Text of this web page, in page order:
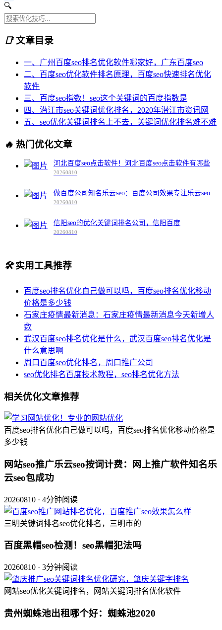
🔍
📑文章目录
一、广州百度seo排名优化软件哪家好，广东百度seo
二、百度seo优化软件排名原理，百度seo快速排名优化
软件
三、百度seo指数！seo这个关键词的百度指数是
四、潜江市seo关键词优化排名，2020年潜江市资讯网
五、seo优化关键词排名上不去，关键词优化排名难不难
🔥 热门优化文章
河北百度seo点击软件！河北百度seo点击软件有哪些
20260810
做百度公司知名乐云seo：百度公司效果专注乐云seo
20260810
信阳seo的优化关键词排名公司，信阳百度
20260810
🛠️实用工具推荐
百度seo排名优化自己做可以吗，百度seo排名优化移动
价格是多少钱
石家庄疫情最新消息：石家庄疫情最新消息今天新增人
数
武汉百度seo排名优化是什么，武汉百度seo排名优化是
什么意思啊
周口百度seo优化排名，周口推广公司
seo优化排名百度技术教程，seo排名优化方法
相关优化文章推荐
百度seo排名优化自己做可以吗，百度seo排名优化移动价格是
多少钱
网站seo推广乐云seo按词计费：网上推广软件知名乐
云seo包成功
20260810 · 4分钟阅读
三明关键词排名seo优化排名，三明市的
百度黑帽seo检测！seo黑帽犯法吗
20260810 · 3分钟阅读
网站seo优化关键词排名，网站关键词排名优化软件
贵州蜘蛛池出租哪个好：蜘蛛池2020